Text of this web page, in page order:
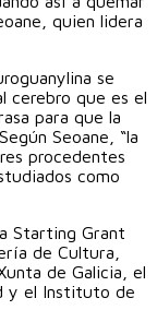
quien lidera
se
cerebro que es el
para que la
Seoane, “la
procedentes
como
Starting Grant
de Cultura,
de Galicia, el
y el Instituto de